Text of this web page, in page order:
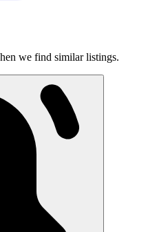
we find similar listings.